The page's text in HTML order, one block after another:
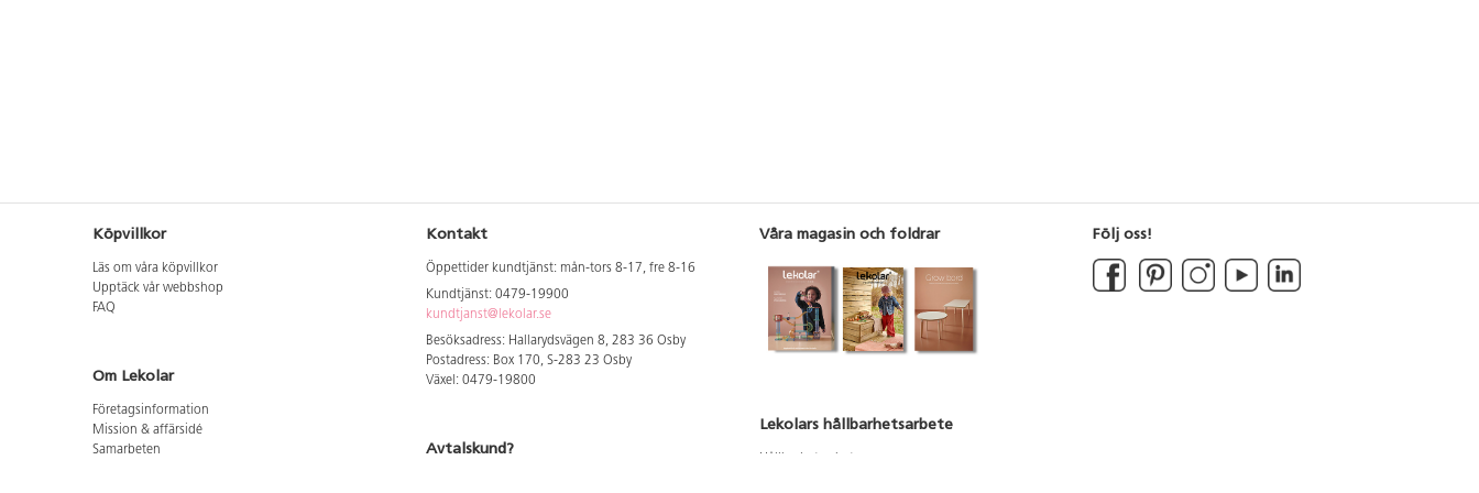
Köpvillkor
Läs om våra köpvillkor
Upptäck vår webbshop
FAQ
Om Lekolar
Företagsinformation
Mission & affärsidé
Samarbeten
Kontakt
Öppettider kundtjänst: mån-tors 8-17, fre 8-16
Kundtjänst: 0479-19900
kundtjanst@lekolar.se
Besöksadress: Hallarydsvägen 8, 283 36 Osby
Postadress: Box 170, S-283 23 Osby
Växel: 0479-19800
Avtalskund?
Våra magasin och foldrar
Lekolars hållbarhetsarbete
Följ oss!